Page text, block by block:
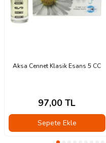
Aksa Cennet Klasik Esans 5 CC
97,00 TL
Sepete Ekle